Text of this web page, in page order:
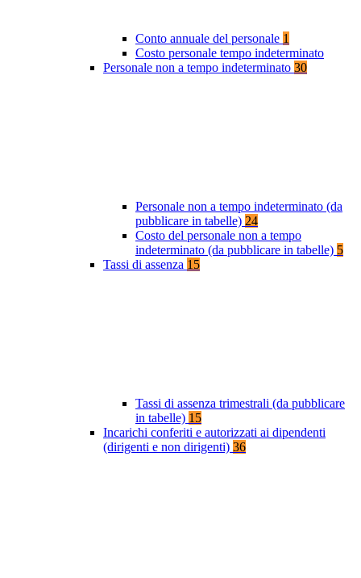
Conto annuale del personale 1
Costo personale tempo indeterminato
Personale non a tempo indeterminato 30
Personale non a tempo indeterminato (da
pubblicare in tabelle) 24
Costo del personale non a tempo
indeterminato (da pubblicare in tabelle) 5
Tassi di assenza 15
Tassi di assenza trimestrali (da pubblicare
in tabelle) 15
Incarichi conferiti e autorizzati ai dipendenti
(dirigenti e non dirigenti) 36